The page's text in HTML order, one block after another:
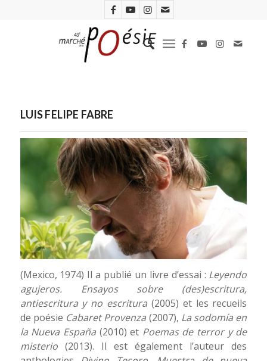
LUIS FELIPE FABRE
(Mexico, 1974) Il a publié un livre d’essai : Leyendo
agujeros. Ensayos sobre (des)escritura,
antiescritura y no escritura (2005) et les recueils
de poésie Cabaret Provenza (2007), La sodomía en
la Nueva España(2010) et Poemas de terror y de
misterio(2013). Il est également l’auteur des